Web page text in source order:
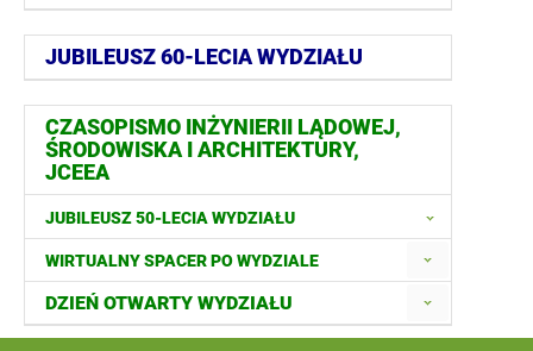
JUBILEUSZ 60-LECIA WYDZIAŁU
CZASOPISMO INŻYNIERII LĄDOWEJ,
ŚRODOWISKA I ARCHITEKTURY,
JCEEA
JUBILEUSZ 50-LECIA WYDZIAŁU
WIRTUALNY SPACER PO WYDZIALE
DZIEŃ OTWARTY WYDZIAŁU